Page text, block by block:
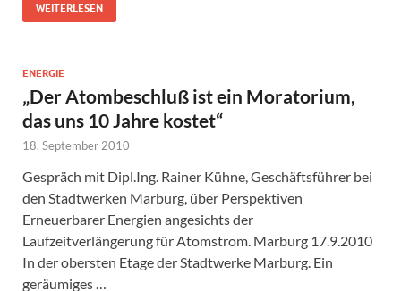
WEITERLESEN
ENERGIE
„Der Atombeschluß ist ein Moratorium,
das uns 10 Jahre kostet“
18. September 2010
Gespräch mit Dipl.Ing. Rainer Kühne, Geschäftsführer bei
den Stadtwerken Marburg, über Perspektiven
Erneuerbarer Energien angesichts der
Laufzeitverlängerung für Atomstrom. Marburg 17.9.2010
In der obersten Etage der Stadtwerke Marburg. Ein
geräumiges …